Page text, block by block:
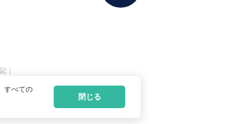
すべての
閉じる
|